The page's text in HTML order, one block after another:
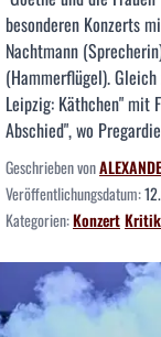
besonderen Konzerts
Nachtmann
(Hammerflügel).
Leipzig: Käthchen" mit
Abschied", wo
Geschrieben von
Veröffentlichungsdatum:
Kategorien:Konzert